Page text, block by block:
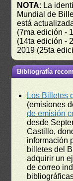
NOTA: La
Mundial de
está
(7ma edición -
(14ta edición -
2019 (25ta
Bibliografía
Los Billetes
(emisiones
de emisión
desde
Castillo,
información
billetes del
adquirir un
de correo